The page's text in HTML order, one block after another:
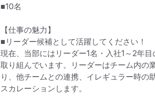
■10名
【仕事の魅力】
■リーダー候補として活躍してください！
現在、当部にはリーダー1名・入社1～2年
取り組んでいます。リーダーはチーム内の
り、他チームとの連携、イレギュラー時の
スカレーションします。